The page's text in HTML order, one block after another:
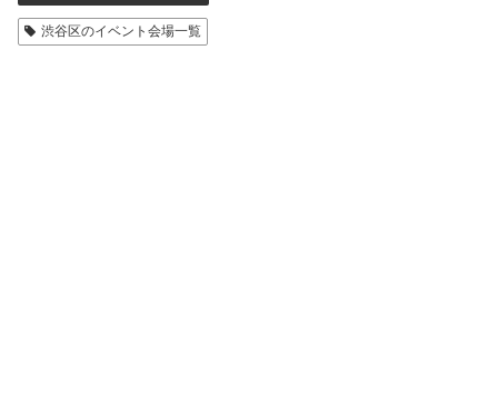
渋谷区のイベント会場一覧